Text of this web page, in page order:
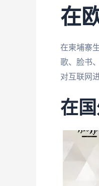
在
在柬埔寨
歌、脸书
对互联网
在